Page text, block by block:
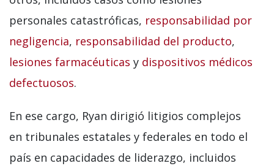
personales catastróficas, responsabilidad por
negligencia, responsabilidad del producto,
lesiones farmacéuticas y dispositivos médicos
defectuosos.
En ese cargo, Ryan dirigió litigios complejos
en tribunales estatales y federales en todo el
país en capacidades de liderazgo, incluidos